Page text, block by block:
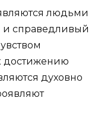
людьми
и справедливый
достижению
духовно